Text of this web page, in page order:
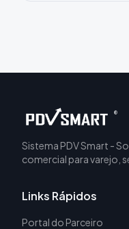
®
Sistema PDV Smart -
comercial para varejo,
Links Rápidos
Portal do Parceiro